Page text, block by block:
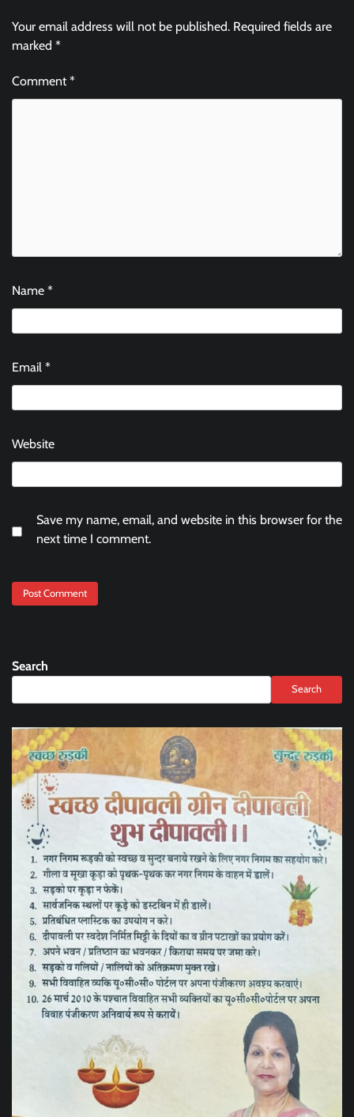
Your email address will not be published. Required fields are
marked *
Comment*
Name *
Email *
Website
Save my name, email, and website in this browser for the
next time I comment.
Search
Search